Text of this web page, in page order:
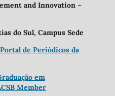
and Innovation –
do Sul, Campus Sede
Portal de Periódicos da
em
Member